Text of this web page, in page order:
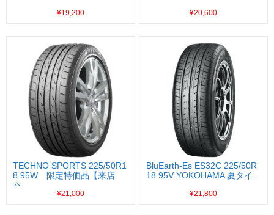
¥19,200 ¥20,600
TECHNO SPORTS 225/50R1
8 95W 限定特価品【来店
交...
¥21,000
BluEarth-Es ES32C 225/50R
18 95V YOKOHAMA 夏タイ...
¥21,800